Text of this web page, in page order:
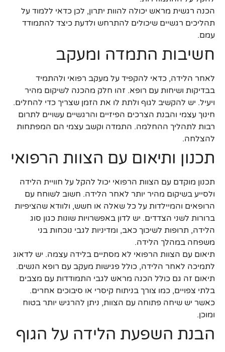
הכנה רגשית מראש יכולה להוות יתרון, לכן כדאי ללמוד על
תהליכים רגשיים שיכולים להתרחש ולדעת כיצד להתמודד
עמם.
חשיבות התמדה ומעקב
לאחר הלידה, כדאי להקפיד על מעקב רפואי ולהתמיד
בבדיקות ושיחות עם רופא. זהו חלק מהכנה לשיקום מהיר
ויעיל. יש להקשיב לגוף ולתת לו את הזמן שצריך כדי להחלים.
חינוך עצמי והבנת הצרכים הפיזיים והרגשיים עשויים לתרום
רבות לתהליך ההחלמה. התמדה וקשב עצמי הם המפתחות
להצלחה.
תכנון ותיאום עם הצוות הרפואי
תכנון מוקדם עם הצוות הרפואי יכול להקל על חוויית הלידה
ולסייע בשיקום מהיר יותר לאחר הלידה. חשוב לשוחח עם
הרופאים והמיילדות על כל שאלה או חשש, ולוודא שהציפיות
ברורות לשני הצדדים. יש לדון באפשרויות שונות כגון סוג
הלידה, תרופות לשיכוך כאב, ומדיניות לגבי נוכחות בני
משפחה במהלך הלידה.
תיאום עם הצוות הרפואי לא מסתיים בלידה עצמה. יש לדאוג
לתמיכה לאחר הלידה, כולל פגישות מעקב עם רופא הנשים.
תיאום זה גם כולל הכנה מראש לגבי התמודדות עם מצבים
בלתי צפויים, כמו צורך בניתוח קיסרי או סיבוכים אחרים.
כאשר יש שיחה פתוחה עם הצוות, ניתן להרגיש יותר בטוח
ומוכן.
הבנת השפעת הלידה על הגוף